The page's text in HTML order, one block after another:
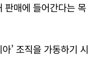
매에 들어간다는 목
’ 조직을 가동하기 시